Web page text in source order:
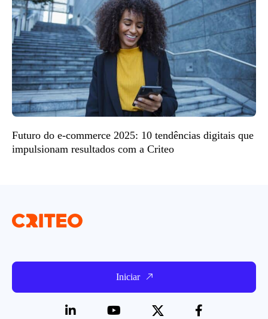
Futuro do e-commerce 2025: 10 tendências digitais que
impulsionam resultados com a Criteo
Iniciar